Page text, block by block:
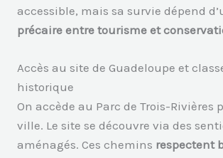
accessible, mais sa survie dépend
précaire entre tourisme et
Accès au site de Guadeloupe et
historique
On accède au Parc de Trois-Rivières
ville. Le site se découvre via des
aménagés. Ces chemins respectent